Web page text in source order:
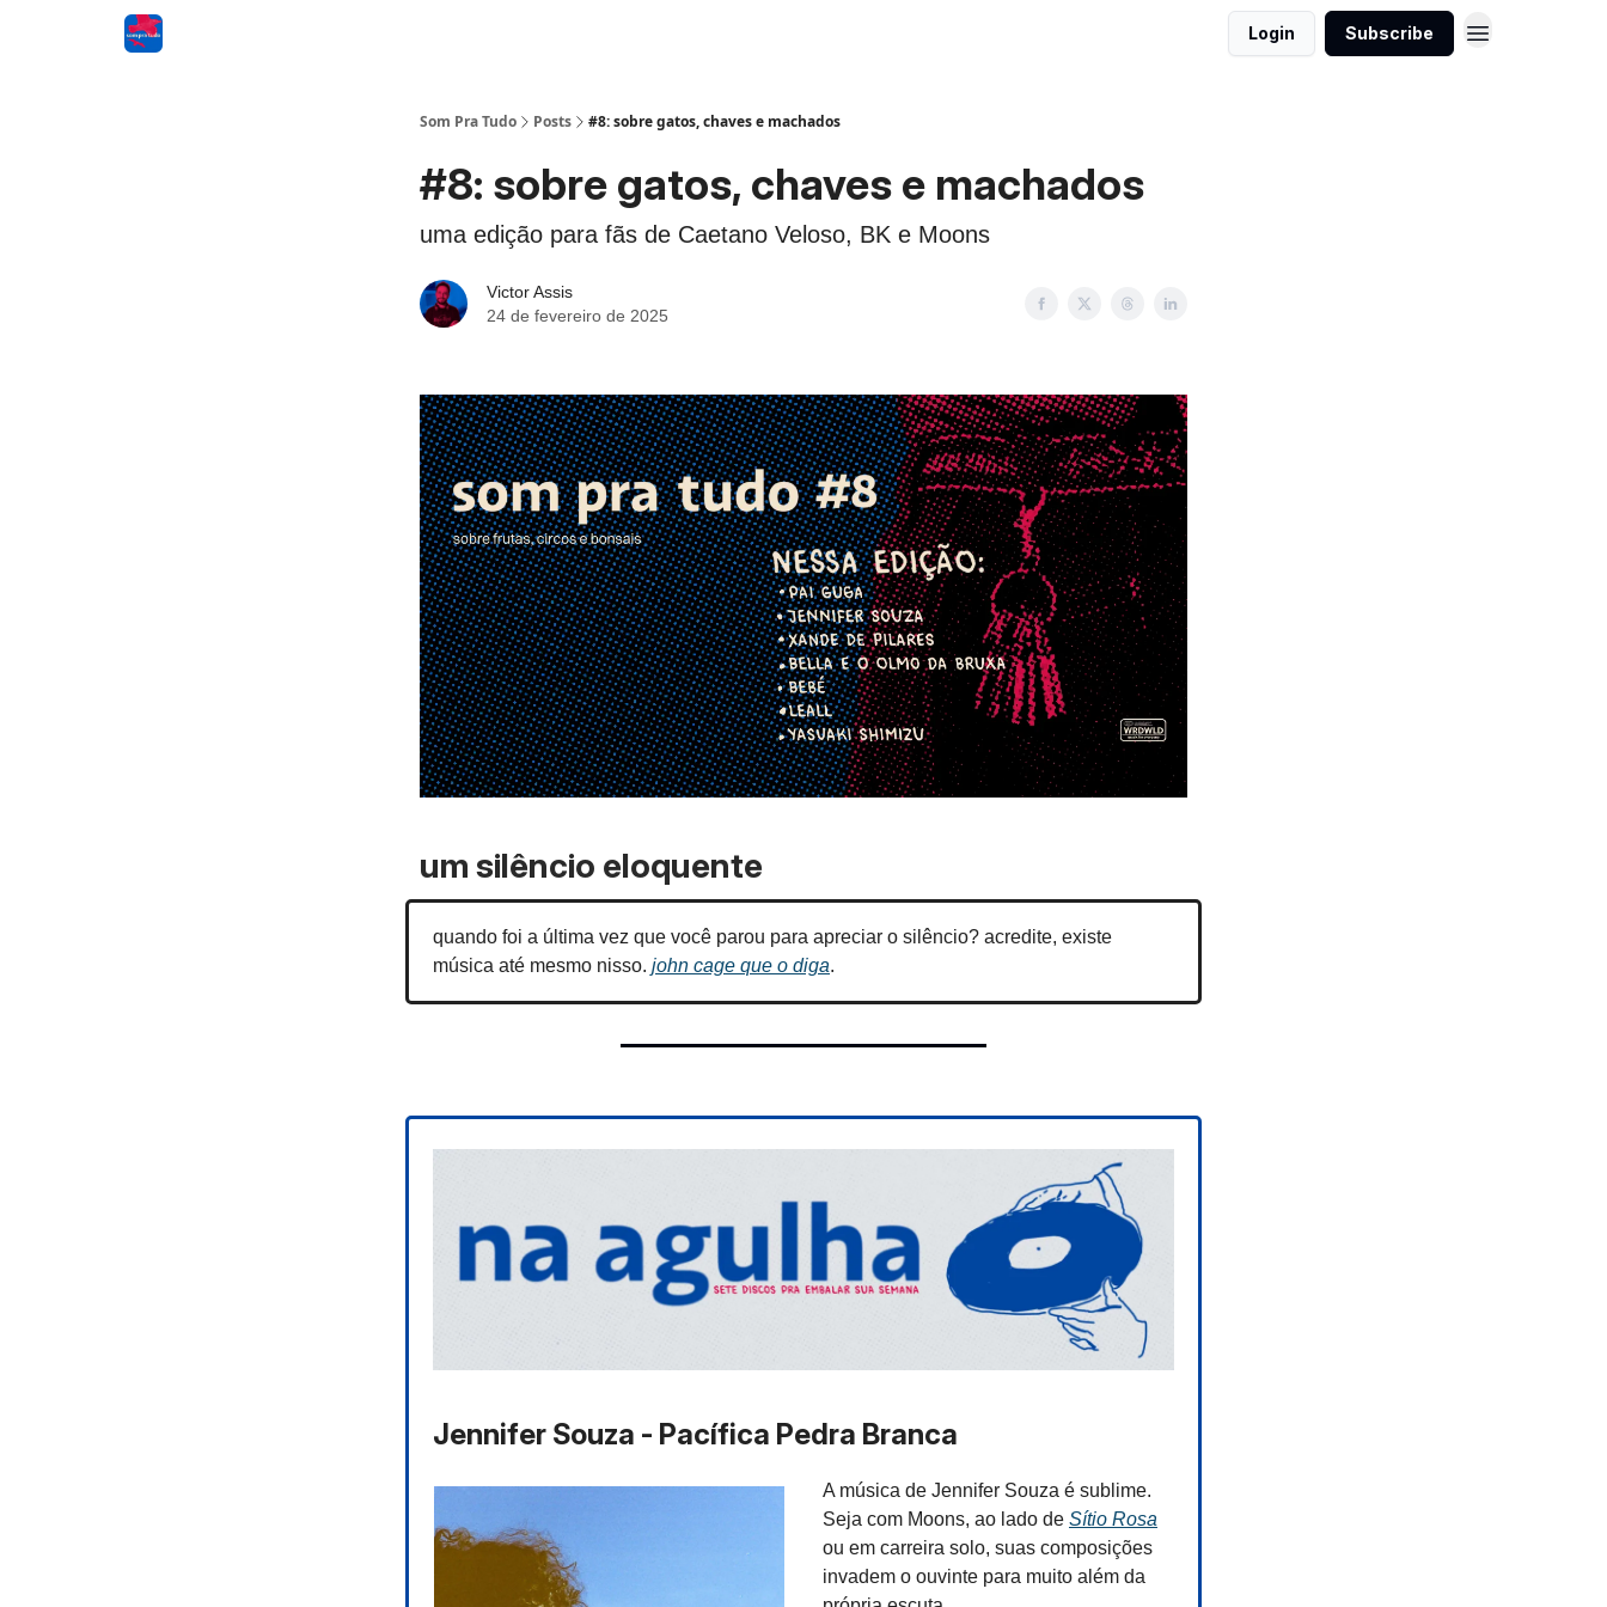
Login Subscribe
Som Pra Tudo Posts #8: sobre gatos, chaves e machados
#8: sobre gatos, chaves e machados
uma edição para fãs de Caetano Veloso, BK e Moons
Victor Assis
24 de fevereiro de 2025
um silêncio eloquente
quando foi a última vez que você parou para apreciar o silêncio? acredite, existe
música até mesmo nisso. john cage que o diga.
Jennifer Souza - Pacífica Pedra Branca
A música de Jennifer Souza é sublime.
Seja com Moons, ao lado de Sítio Rosa
ou em carreira solo, suas composições
invadem o ouvinte para muito além da